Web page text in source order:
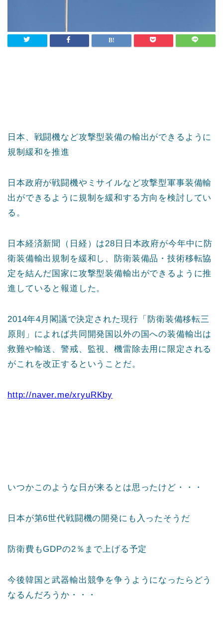
日本、戦闘機など攻撃型装備の輸出ができるように
規制緩和を推進
日本政府が戦闘機やミサイルなど攻撃型軍事装備輸
出ができるように規制を緩和する方向を検討してい
る。
日本経済新聞（日経）は28日日本政府が今年中に防
衛装備輸出規制を緩和し、防衛装備品・技術移転協
定を結んだ国家に攻撃型装備輸出ができるように推
進していると報道した。
2014年4月閣議で決定された現行「防衛装備移転三
原則」によれば共同開発国以外の国への装備輸出は
救難や輸送、警戒、監視、機雷除去用に限定される
がこれを改正するということだ。
http://naver.me/xryuRKby
いつかこのような日が来るとは思ったけど・・・
日本が第6世代戦闘機の開発にも入ったそうだ
防衛費もGDPの2％まで上げる予定
今後韓国と武器輸出競争を争うようになったらどう
なるんだろうか・・・